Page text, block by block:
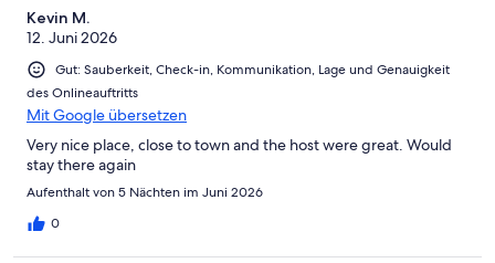
Kevin M.
12. Juni 2026
Gut: Sauberkeit, Check-in, Kommunikation, Lage und Genauigkeit
des Onlineauftritts
Mit Google übersetzen
Very nice place, close to town and the host were great. Would
stay there again
Aufenthalt von 5 Nächten im Juni 2026
0